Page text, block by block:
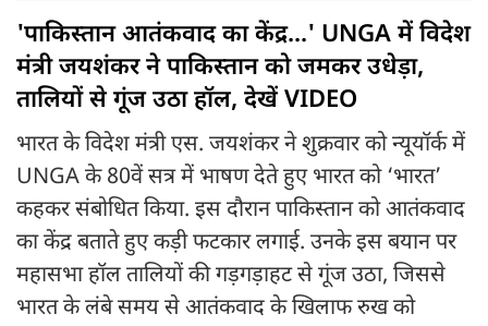
'पाकिस्तान आतंकवाद का केंद्र...' UNGA में विदेश
मंत्री जयशंकर ने पाकिस्तान को जमकर उधेड़ा,
तालियों से गूंज उठा हॉल, देखें VIDEO
भारत के विदेश मंत्री एस. जयशंकर ने शुक्रवार को न्यूयॉर्क में
UNGA के 80वें सत्र में भाषण देते हुए भारत को ‘भारत’
कहकर संबोधित किया. इस दौरान पाकिस्तान को आतंकवाद
का केंद्र बताते हुए कड़ी फटकार लगाई. उनके इस बयान पर
महासभा हॉल तालियों की गड़गड़ाहट से गूंज उठा, जिससे
भारत के लंबे समय से आतंकवाद के खिलाफ रुख को